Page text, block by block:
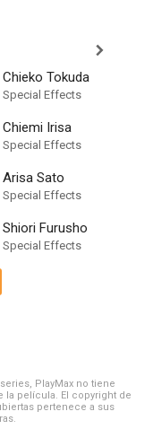
Chieko Tokuda
Special Effects
Chiemi Irisa
Special Effects
Arisa Sato
Special Effects
Shiori Furusho
Special Effects
PlayMax no tiene
película. El copyright de
pertenece a sus